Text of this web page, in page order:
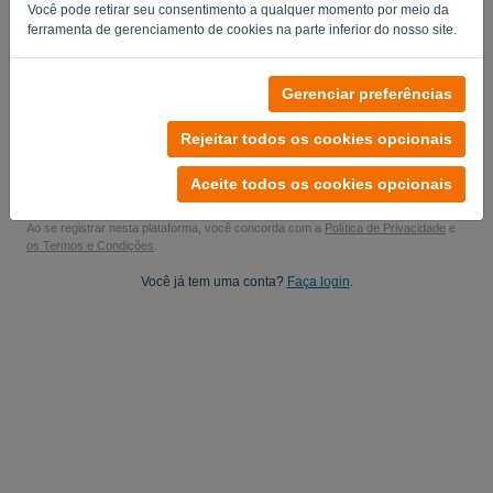
Você pode retirar seu consentimento a qualquer momento por meio da
ferramenta de gerenciamento de cookies na parte inferior do nosso site.
Gerenciar preferências
Rejeitar todos os cookies opcionais
Aceite todos os cookies opcionais
Sim, eu posso postar minhas atualizações de produto..
Comece seu teste gratuito
Não é necessário cartão de crédito
Sem condições! 100% livre de compromisso
Seus dados estão 100% seguros
Ao se registrar nesta plataforma, você concorda com a Política de Privacidade e
os Termos e Condições
Você já tem uma conta? Faça login.